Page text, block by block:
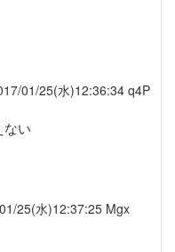
01/25(水)12:36:34 q4P
ない
25(水)12:37:25 Mgx